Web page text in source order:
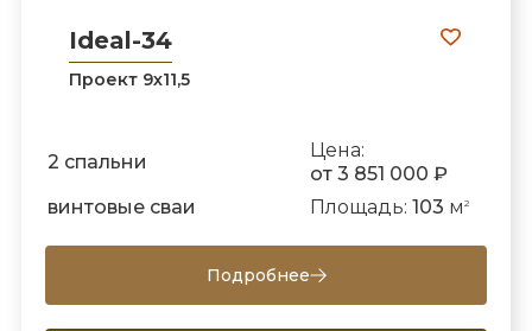
Ideal-34
Проект 9х11,5
2 спальни
Цена:
от 3 851 000 ₽
винтовые сваи
Площадь: 103 м 2
Подробнее